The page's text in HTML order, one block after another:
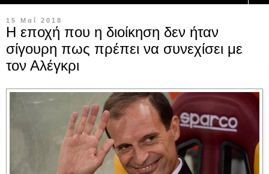
15 Μαΐ 2018
Η εποχή που η διοίκηση δεν ήταν
σίγουρη πως πρέπει να συνεχίσει με
τον Αλέγκρι